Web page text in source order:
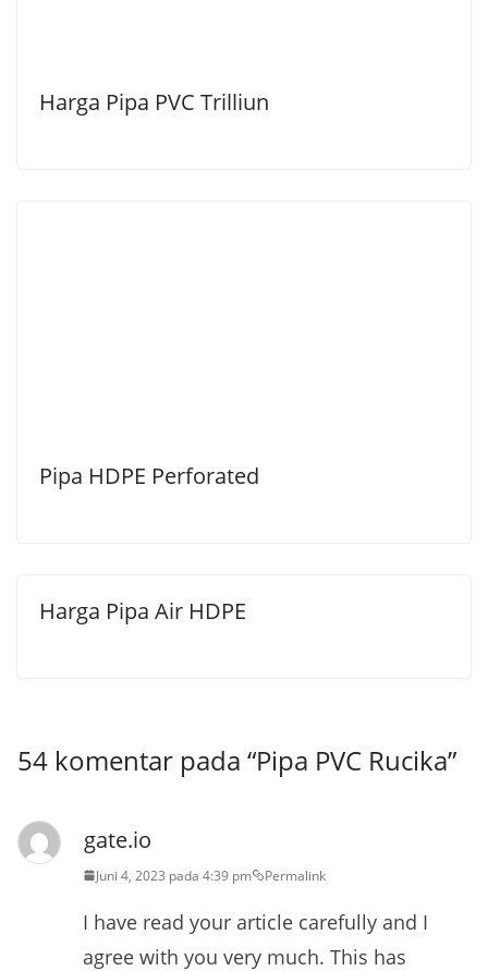
Harga Pipa PVC Trilliun
Pipa HDPE Perforated
Harga Pipa Air HDPE
54 komentar pada “Pipa PVC Rucika”
gate.io
Juni 4, 2023 pada 4:39 pm Permalink
I have read your article carefully and I
agree with you very much. This has